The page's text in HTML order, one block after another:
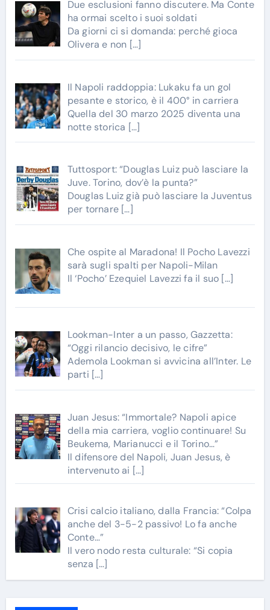
Due esclusioni fanno discutere. Ma Conte
ha ormai scelto i suoi soldati
Da giorni ci si domanda: perché gioca
Olivera e non […]
Il Napoli raddoppia: Lukaku fa un gol
pesante e storico, è il 400° in carriera
Quella del 30 marzo 2025 diventa una
notte storica […]
Tuttosport: “Douglas Luiz può lasciare la
Juve. Torino, dov’è la punta?”
Douglas Luiz già può lasciare la Juventus
per tornare […]
Che ospite al Maradona! Il Pocho Lavezzi
sarà sugli spalti per Napoli-Milan
Il ‘Pocho’ Ezequiel Lavezzi fa il suo […]
Lookman-Inter a un passo, Gazzetta:
“Oggi rilancio decisivo, le cifre”
Ademola Lookman si avvicina all’Inter. Le
parti […]
Juan Jesus: “Immortale? Napoli apice
della mia carriera, voglio continuare! Su
Beukema, Marianucci e il Torino…”
Il difensore del Napoli, Juan Jesus, è
intervenuto ai […]
Crisi calcio italiano, dalla Francia: “Colpa
anche del 3-5-2 passivo! Lo fa anche
Conte…”
Il vero nodo resta culturale: “Si copia
senza […]